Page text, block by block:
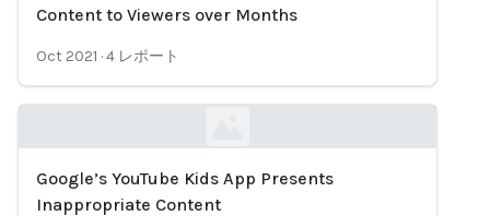
Content to Viewers over Months
Oct 2021 ·4 レポート
Loading...
Google’s YouTube Kids App Presents
Inappropriate Content